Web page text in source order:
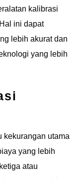
kalibrasi
ini dapat
lebih akurat dan
yang lebih
kekurangan utama
yang lebih
atau